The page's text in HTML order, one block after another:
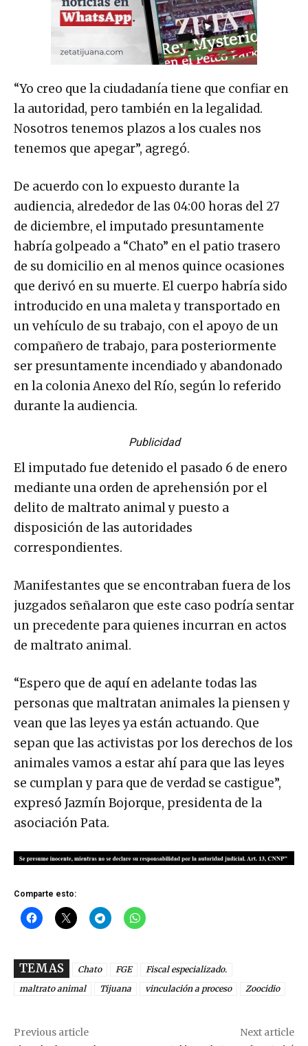
“Yo creo que la ciudadanía tiene que confiar en
la autoridad, pero también en la legalidad.
Nosotros tenemos plazos a los cuales nos
tenemos que apegar”, agregó.
De acuerdo con lo expuesto durante la
audiencia, alrededor de las 04:00 horas del 27
de diciembre, el imputado presuntamente
habría golpeado a “Chato” en el patio trasero
de su domicilio en al menos quince ocasiones
que derivó en su muerte. El cuerpo habría sido
introducido en una maleta y transportado en
un vehículo de su trabajo, con el apoyo de un
compañero de trabajo, para posteriormente
ser presuntamente incendiado y abandonado
en la colonia Anexo del Río, según lo referido
durante la audiencia.
Publicidad
El imputado fue detenido el pasado 6 de enero
mediante una orden de aprehensión por el
delito de maltrato animal y puesto a
disposición de las autoridades
correspondientes.
Manifestantes que se encontraban fuera de los
juzgados señalaron que este caso podría sentar
un precedente para quienes incurran en actos
de maltrato animal.
“Espero que de aquí en adelante todas las
personas que maltratan animales la piensen y
vean que las leyes ya están actuando. Que
sepan que las activistas por los derechos de los
animales vamos a estar ahí para que las leyes
se cumplan y para que de verdad se castigue”,
expresó Jazmín Bojorque, presidenta de la
asociación Pata.
Comparte esto:
TEMAS Chato FGE
Fiscal especializado.
maltrato animal
Tijuana vinculación a proceso Zoocidio
Previous article Next article